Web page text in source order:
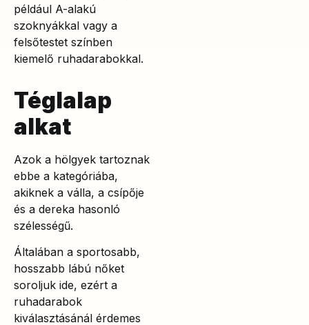
például A-alakú
szoknyákkal vagy a
felsőtestet színben
kiemelő ruhadarabokkal.
Téglalap
alkat
Azok a hölgyek tartoznak
ebbe a kategóriába,
akiknek a válla, a csípője
és a dereka hasonló
szélességű.
Általában a sportosabb,
hosszabb lábú nőket
soroljuk ide, ezért a
ruhadarabok
kiválasztásánál érdemes